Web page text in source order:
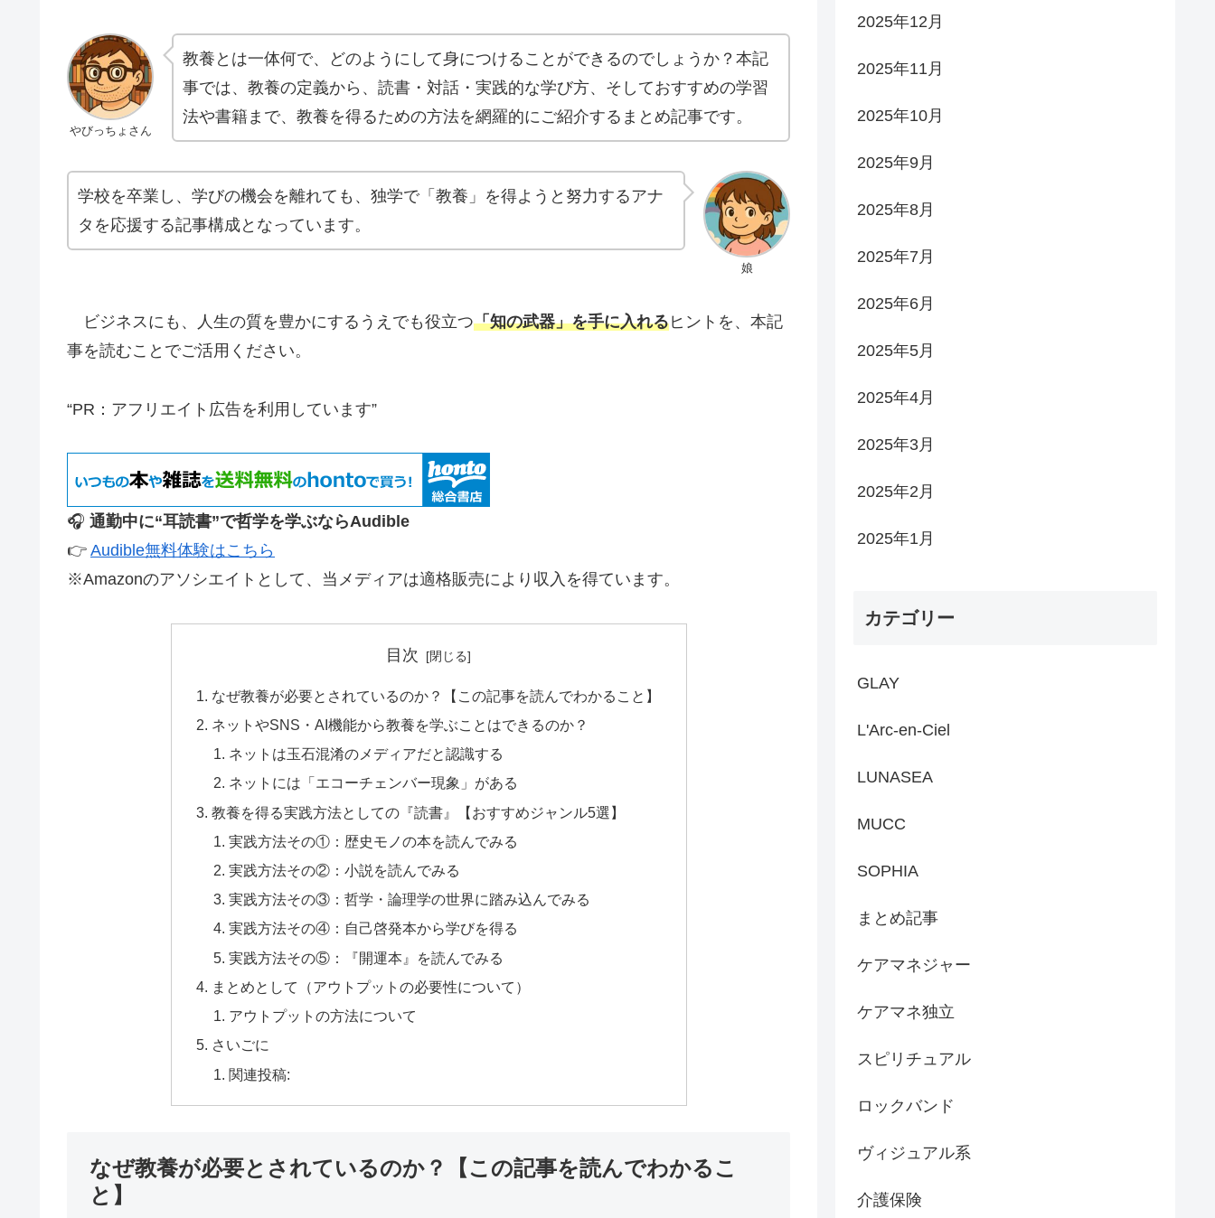
やびっちょさん
教養とは一体何で、どのようにして身につけることができるのでしょうか？本記
事では、教養の定義から、読書・対話・実践的な学び方、そしておすすめの学習
法や書籍まで、教養を得るための方法を網羅的にご紹介するまとめ記事です。
娘
学校を卒業し、学びの機会を離れても、独学で「教養」を得ようと努力するアナ
タを応援する記事構成となっています。
ビジネスにも、人生の質を豊かにするうえでも役立つ「知の武器」を手に入れるヒントを、本記
事を読むことでご活用ください。
“PR：アフリエイト広告を利用しています”
🎧 通勤中に“耳読書”で哲学を学ぶならAudible
👉 Audible無料体験はこちら
※Amazonのアソシエイトとして、当メディアは適格販売により収入を得ています。
目次
なぜ教養が必要とされているのか？【この記事を読んでわかること】
ネットやSNS・AI機能から教養を学ぶことはできるのか？
ネットは玉石混淆のメディアだと認識する
ネットには「エコーチェンバー現象」がある
教養を得る実践方法としての『読書』【おすすめジャンル5選】
実践方法その①：歴史モノの本を読んでみる
実践方法その②：小説を読んでみる
実践方法その③：哲学・論理学の世界に踏み込んでみる
実践方法その④：自己啓発本から学びを得る
実践方法その⑤：『開運本』を読んでみる
まとめとして（アウトプットの必要性について）
アウトプットの方法について
さいごに
関連投稿:
なぜ教養が必要とされているのか？【この記事を読んでわかるこ
と】
2025年12月
2025年11月
2025年10月
2025年9月
2025年8月
2025年7月
2025年6月
2025年5月
2025年4月
2025年3月
2025年2月
2025年1月
カテゴリー
GLAY
L'Arc-en-Ciel
LUNASEA
MUCC
SOPHIA
まとめ記事
ケアマネジャー
ケアマネ独立
スピリチュアル
ロックバンド
ヴィジュアル系
介護保険